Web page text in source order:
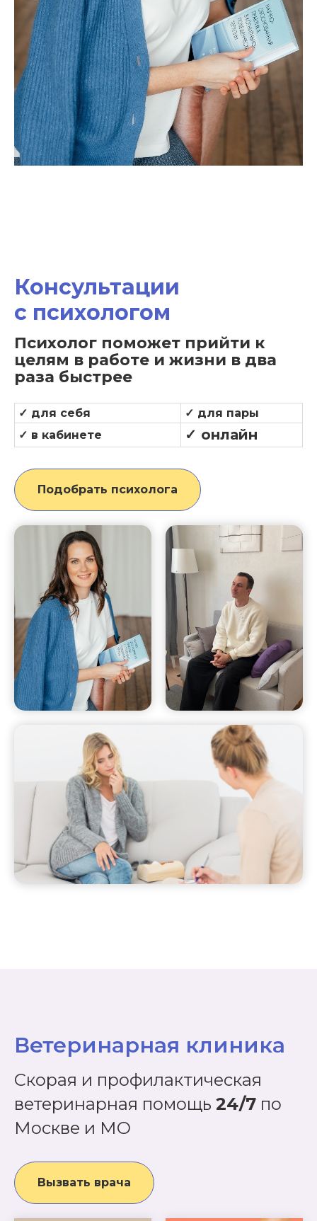
Консультации
с психологом
Психолог поможет прийти к
целям в работе и жизни в два
раза быстрее
✓ для себя
✓ для пары
✓ в кабинете
✓ онлайн
Подобрать психолога
Ветеринарная клиника
Скорая и профилактическая
ветеринарная помощь 24/7 по
Москве и МО
Вызвать врача